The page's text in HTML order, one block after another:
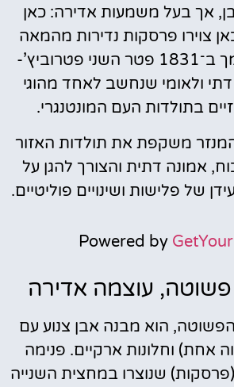
אך בעל משמעות אדירה: כאן
צוירו פרסקות נדירות מהמאה
ה־15, וכאן הוסמך ב־1831 פטר השני פטרוביץ’-
דתי ולאומי שנחשב לאחד מהוגי
בתולדות העם המונטנגרי.
משקפת את תולדות האזור
אמונה דתית והצורך להגן על
של פלישות ושינויים פוליטיים.
Powered by
פשוטה, עוצמה אדירה
הוא מבנה אבן צנוע עם
אחת) וחלונות ארקיים. פנימה
(פרסקות) שנוצרו במחצית השנייה